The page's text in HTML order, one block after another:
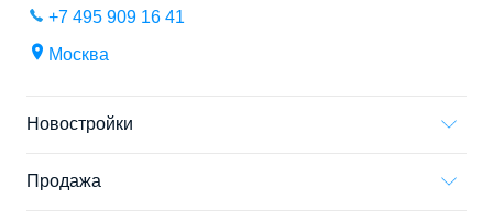
+7 495 909 16 41
Москва
Новостройки
Продажа